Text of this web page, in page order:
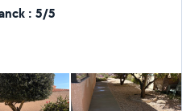
espaces de vie doivent
pourquoi ma mission
à votre image.
: 5/5